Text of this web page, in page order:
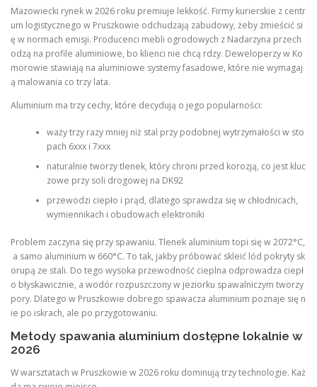
Mazowiecki rynek w 2026 roku premiuje lekkość. Firmy kurierskie z centr
um logistycznego w Pruszkowie odchudzają zabudowy, żeby zmieścić si
ę w normach emisji. Producenci mebli ogrodowych z Nadarzyna przech
odzą na profile aluminiowe, bo klienci nie chcą rdzy. Deweloperzy w Ko
morowie stawiają na aluminiowe systemy fasadowe, które nie wymagaj
ą malowania co trzy lata.
Aluminium ma trzy cechy, które decydują o jego popularności:
waży trzy razy mniej niż stal przy podobnej wytrzymałości w sto
pach 6xxx i 7xxx
naturalnie tworzy tlenek, który chroni przed korozją, co jest kluc
zowe przy soli drogowej na DK92
przewodzi ciepło i prąd, dlatego sprawdza się w chłodnicach,
wymiennikach i obudowach elektroniki
Problem zaczyna się przy spawaniu. Tlenek aluminium topi się w 2072°C,
a samo aluminium w 660°C. To tak, jakby próbować skleić lód pokryty sk
orupą ze stali. Do tego wysoka przewodność cieplna odprowadza ciepł
o błyskawicznie, a wodór rozpuszczony w jeziorku spawalniczym tworzy
pory. Dlatego w Pruszkowie dobrego spawacza aluminium poznaje się n
ie po iskrach, ale po przygotowaniu.
Metody spawania aluminium dostępne lokalnie w
2026
W warsztatach w Pruszkowie w 2026 roku dominują trzy technologie. Każ